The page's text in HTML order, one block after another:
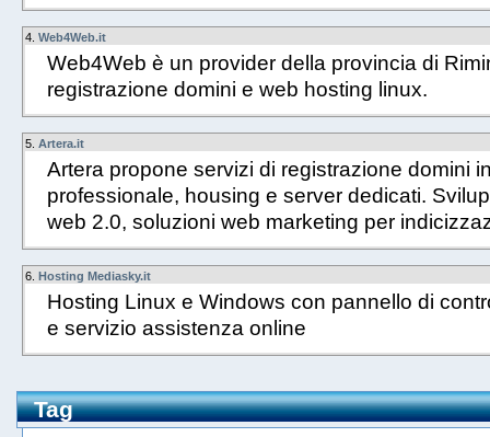
4. Web4Web.it
Web4Web è un provider della provincia di
registrazione domini e web hosting linux.
5. Artera.it
Artera propone servizi di registrazione domini
professionale, housing e server dedicati.
web 2.0, soluzioni web marketing per
6. Hosting Mediasky.it
Hosting Linux e Windows con pannello di
e servizio assistenza online
Tag